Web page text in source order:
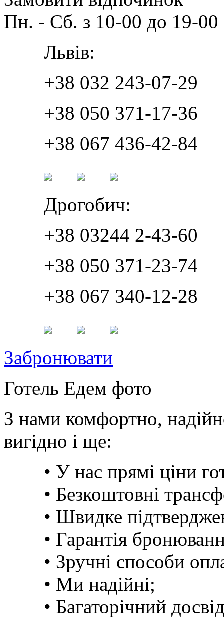
Пн. - Сб. з 10-00 до 19-00
Львів:
+38 032 243-07-29
+38 050 371-17-36
+38 067 436-42-84
Дрогобич:
+38 03244 2-43-60
+38 050 371-23-74
+38 067 340-12-28
Забронювати
Готель Едем фото
З нами комфортно,
вигідно і ще:
• У нас прямі ціни
• Безкоштовні
• Швидке
• Гарантія
• Зручні способи
• Ми надійні;
• Багаторічний